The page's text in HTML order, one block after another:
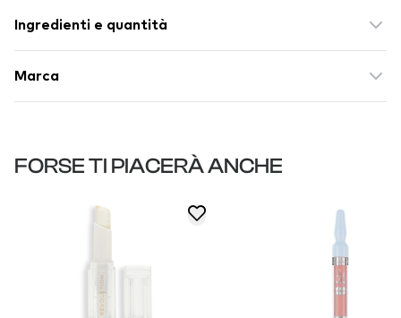
Ingredienti e quantità
Marca
FORSE TI PIACERÀ ANCHE